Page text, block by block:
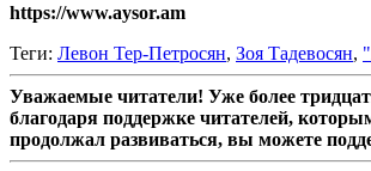
https://www.aysor.am
Теги: Левон Тер-Петросян, Зоя Тадевосян,
Уважаемые читатели! Уже более
благодаря поддержке читателей,
продолжал развиваться, вы можете